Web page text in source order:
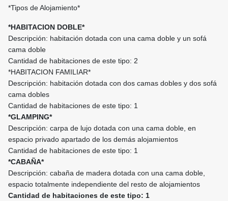
*Tipos de Alojamiento*
*HABITACION DOBLE*
Descripción: habitación dotada con una cama doble y un sofá
cama doble
Cantidad de habitaciones de este tipo: 2
*HABITACION FAMILIAR*
Descripción: habitación dotada con dos camas dobles y dos sofá
cama dobles
Cantidad de habitaciones de este tipo: 1
*GLAMPING*
Descripción: carpa de lujo dotada con una cama doble, en
espacio privado apartado de los demás alojamientos
Cantidad de habitaciones de este tipo: 1
*CABAÑA*
Descripción: cabaña de madera dotada con una cama doble,
espacio totalmente independiente del resto de alojamientos
Cantidad de habitaciones de este tipo: 1